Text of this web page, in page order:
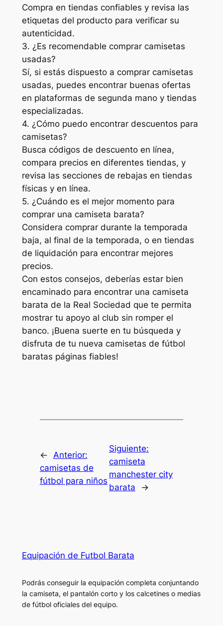
Compra en tiendas confiables y revisa las
etiquetas del producto para verificar su
autenticidad.
3. ¿Es recomendable comprar camisetas
usadas?
Sí, si estás dispuesto a comprar camisetas
usadas, puedes encontrar buenas ofertas
en plataformas de segunda mano y tiendas
especializadas.
4. ¿Cómo puedo encontrar descuentos para
camisetas?
Busca códigos de descuento en línea,
compara precios en diferentes tiendas, y
revisa las secciones de rebajas en tiendas
físicas y en línea.
5. ¿Cuándo es el mejor momento para
comprar una camiseta barata?
Considera comprar durante la temporada
baja, al final de la temporada, o en tiendas
de liquidación para encontrar mejores
precios.
Con estos consejos, deberías estar bien
encaminado para encontrar una camiseta
barata de la Real Sociedad que te permita
mostrar tu apoyo al club sin romper el
banco. ¡Buena suerte en tu búsqueda y
disfruta de tu nueva camisetas de fútbol
baratas páginas fiables!
← Anterior:
camisetas de
fútbol para niños
Siguiente:
camiseta
manchester city
barata
→
Equipación de Futbol Barata
Podrás conseguir la equipación completa conjuntando
la camiseta, el pantalón corto y los calcetines o medias
de fútbol oficiales del equipo.